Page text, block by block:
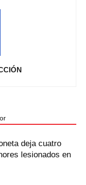
deja cuatro
lesionados en